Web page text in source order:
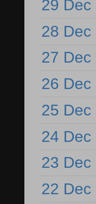
29 Dec
28 Dec
27 Dec
26 Dec
25 Dec
24 Dec
23 Dec
22 Dec